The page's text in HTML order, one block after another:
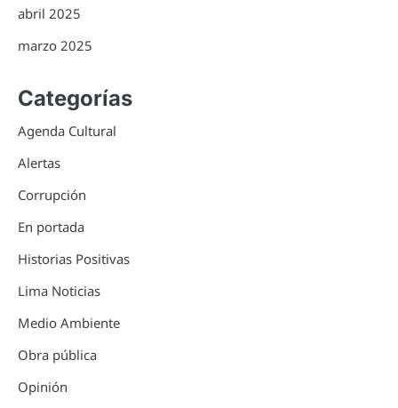
abril 2025
marzo 2025
Categorías
Agenda Cultural
Alertas
Corrupción
En portada
Historias Positivas
Lima Noticias
Medio Ambiente
Obra pública
Opinión